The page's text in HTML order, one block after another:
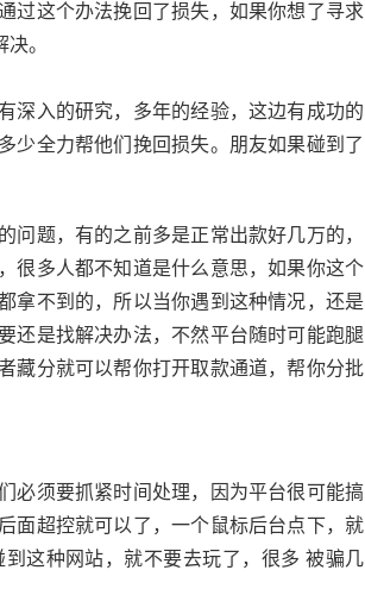
过这个办法挽回了损失，如果你想了寻求
。
深入的研究，多年的经验，这边有成功的
少全力帮他们挽回损失。朋友如果碰到了
题，有的之前多是正常出款好几万的，
很多人都不知道是什么意思，如果你这个
拿不到的，所以当你遇到这种情况，还是
还是找解决办法，不然平台随时可能跑腿
藏分就可以帮你打开取款通道，帮你分批
必须要抓紧时间处理，因为平台很可能搞
面超控就可以了，一个鼠标后台点下，就
这种网站，就不要去玩了，很多 被骗几